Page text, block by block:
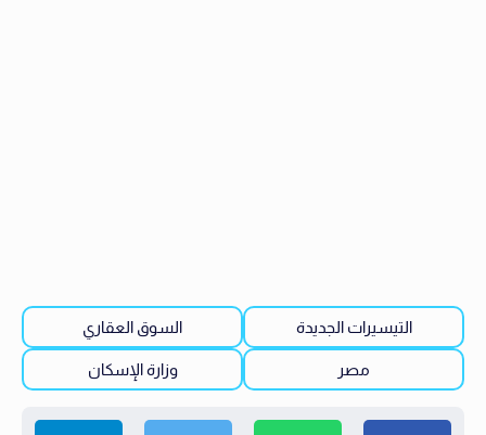
التيسيرات الجديدة السوق العقاري
مصر وزارة الإسكان